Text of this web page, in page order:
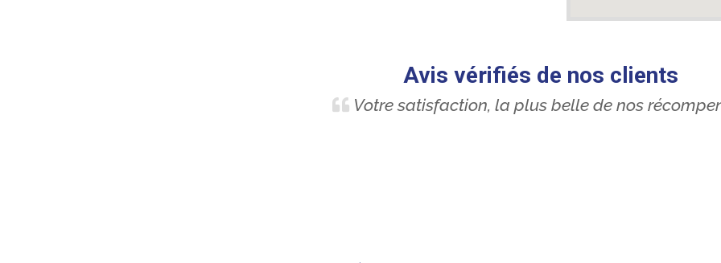
Avis vérifiés de nos clients
Votre satisfaction, la plus belle de nos